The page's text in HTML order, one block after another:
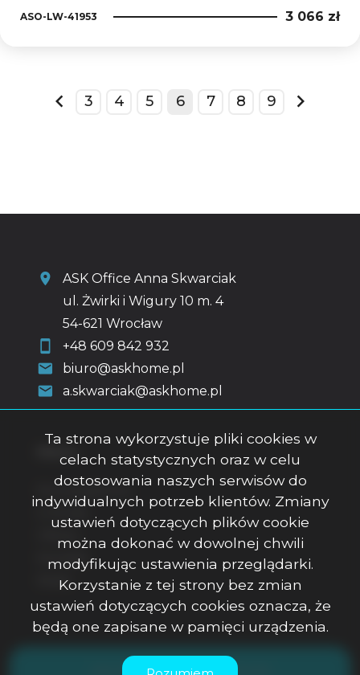
ASO-LW-41953 3 066 zł
prev
3 4 5 6 7 8 9
next
ASK Office Anna Skwarciak
ul. Żwirki i Wigury 10 m. 4
54-621 Wrocław
+48 609 842 932
biuro@askhome.pl
a.skwarciak@askhome.pl
O firmie
Kontakt
Rodo
ASK Office Anna Skwarciak © 2026
Ta strona wykorzystuje pliki cookies w
celach statystycznych oraz w celu
dostosowania naszych serwisów do
indywidualnych potrzeb klientów. Zmiany
ustawień dotyczących plików cookie
można dokonać w dowolnej chwili
modyfikując ustawienia przeglądarki.
Korzystanie z tej strony bez zmian
ustawień dotyczących cookies oznacza, że
będą one zapisane w pamięci urządzenia.